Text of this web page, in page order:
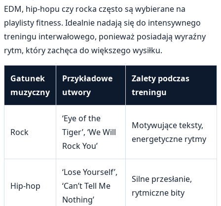
EDM, hip-hopu czy rocka często są wybierane na
playlisty fitness. Idealnie nadają się do intensywnego
treningu interwałowego, ponieważ posiadają wyraźny
rytm, który zachęca do większego wysiłku.
Gatunek
muzyczny
Przykładowe
utwory
Zalety podczas
treningu
Rock
‘Eye of the
Tiger’, ‘We Will
Rock You’
Motywujące teksty,
energetyczne rytmy
Hip-hop
‘Lose Yourself’,
‘Can’t Tell Me
Nothing’
Silne przesłanie,
rytmiczne bity